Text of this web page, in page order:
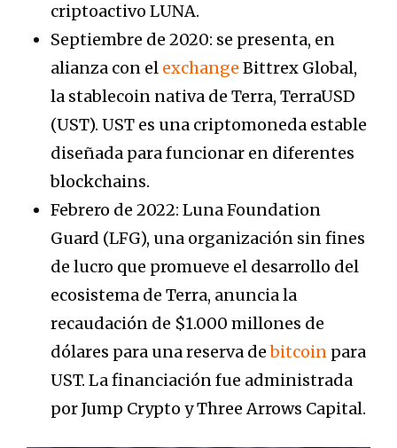
criptoactivo LUNA.
Septiembre de 2020: se presenta, en
alianza con el exchange Bittrex Global,
la stablecoin nativa de Terra, TerraUSD
(UST). UST es una criptomoneda estable
diseñada para funcionar en diferentes
blockchains.
Febrero de 2022: Luna Foundation
Guard (LFG), una organización sin fines
de lucro que promueve el desarrollo del
ecosistema de Terra, anuncia la
recaudación de $1.000 millones de
dólares para una reserva debitcoin para
UST. La financiación fue administrada
por Jump Crypto y Three Arrows Capital.